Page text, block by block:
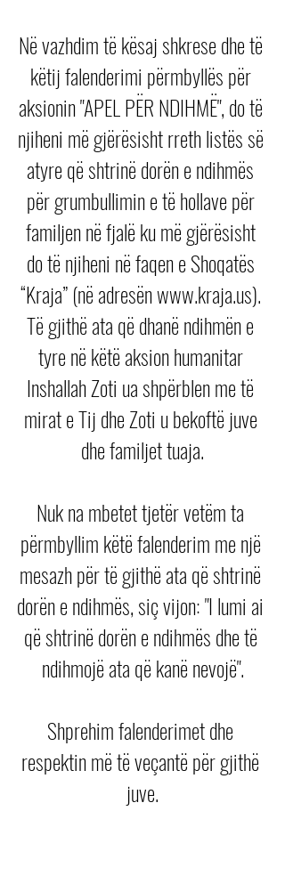
Në vazhdim të kësaj shkrese dhe të
këtij falenderimi përmbyllës për
aksionin "APEL PËR NDIHMË", do të
njiheni më gjërësisht rreth listës së
atyre që shtrinë dorën e ndihmës
për grumbullimin e të hollave për
familjen në fjalë ku më gjërësisht
do të njiheni në faqen e Shoqatës
“Kraja” (në adresën www.kraja.us).
Të gjithë ata që dhanë ndihmën e
tyre në këtë aksion humanitar
Inshallah Zoti ua shpërblen me të
mirat e Tij dhe Zoti u bekoftë juve
dhe familjet tuaja.
Nuk na mbetet tjetër vetëm ta
përmbyllim këtë falenderim me një
mesazh për të gjithë ata që shtrinë
dorën e ndihmës, siç vijon: "I lumi ai
që shtrinë dorën e ndihmës dhe të
ndihmojë ata që kanë nevojë".
Shprehim falenderimet dhe
respektin më të veçantë për gjithë
juve.